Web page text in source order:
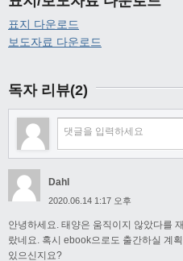
표지 다운로드
보도자료 다운로드
독자 리뷰(2)
Dahl
2020.06.14 1:17 오후
안녕하세요. 태양은 움직이지 않았다를
랐네요. 혹시 ebook으로도 출간하실 계획
있으신지요?